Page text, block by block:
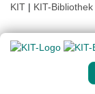
KIT | KIT-Bibliothek